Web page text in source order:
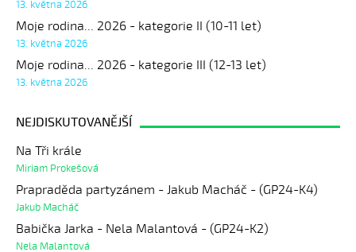
13. května 2026
Moje rodina... 2026 - kategorie II (10-11 let)
13. května 2026
Moje rodina... 2026 - kategorie III (12-13 let)
13. května 2026
NEJDISKUTOVANĚJŠÍ
Na Tři krále
Miriam Prokešová
Prapraděda partyzánem - Jakub Macháč - (GP24-K4)
Jakub Macháč
Babička Jarka - Nela Malantová - (GP24-K2)
Nela Malantová